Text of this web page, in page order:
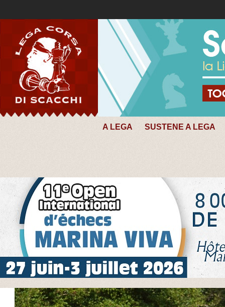
A LEGA SUSTENE A LEGA